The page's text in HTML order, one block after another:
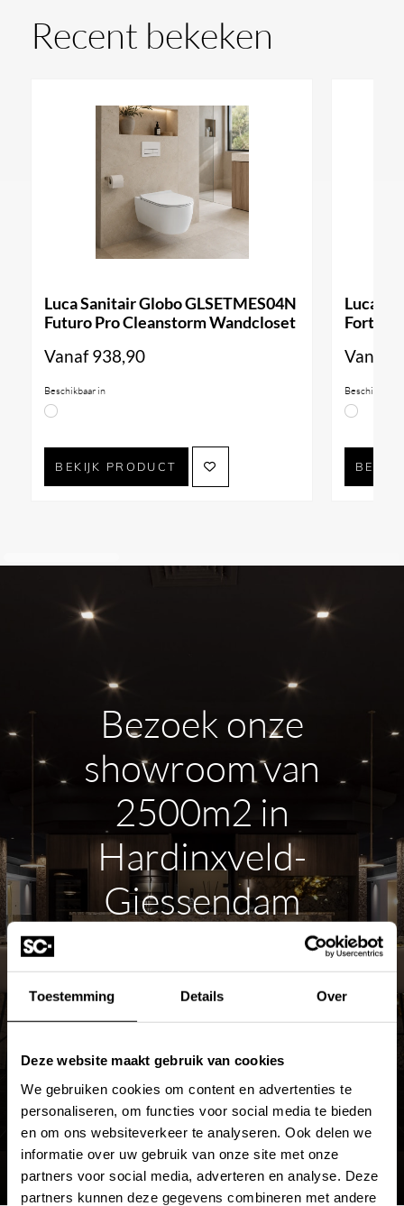
Toestemming Details Over
Deze website maakt gebruik van cookies
We gebruiken cookies om content en advertenties te
personaliseren, om functies voor social media te bieden
en om ons websiteverkeer te analyseren. Ook delen we
informatie over uw gebruik van onze site met onze
partners voor social media, adverteren en analyse. Deze
partners kunnen deze gegevens combineren met andere
Recent bekeken
Luca Sanitair Globo GLSETMES04N
Futuro Pro Cleanstorm Wandcloset
Vanaf938,90
Beschikbaar in
BEKIJK PRODUCT
Luca
Forty3
Vanaf
Beschikbaar
Bezoek onze
showroom van
2500m2 in
Hardinxveld-
Giessendam
MEER OVER DE SHOWROOM